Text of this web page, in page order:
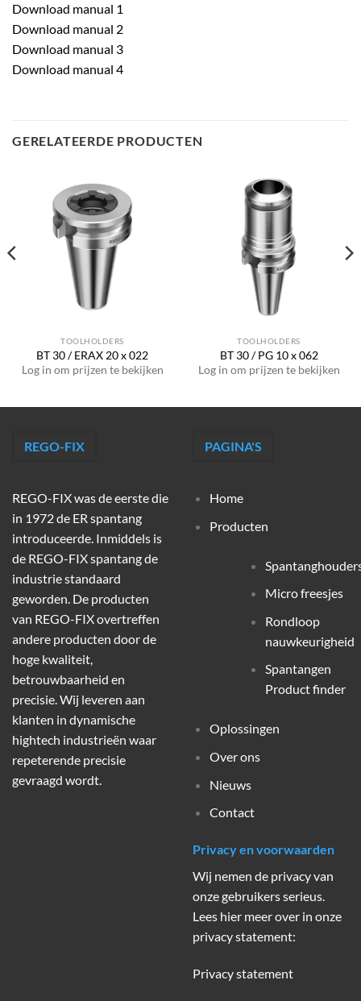
Download manual 1
Download manual 2
Download manual 3
Download manual 4
GERELATEERDE PRODUCTEN
TOOLHOLDERS
BT 30 / ERAX 20 x 022
Log in om prijzen te bekijken
TOOLHOLDERS
BT 30 / PG 10 x 062
Log in om prijzen te bekijken
REGO-FIX
REGO-FIX was de eerste die
in 1972 de ER spantang
introduceerde. Inmiddels is
de REGO-FIX spantang de
industrie standaard
geworden. De producten
van REGO-FIX overtreffen
andere producten door de
hoge kwaliteit,
betrouwbaarheid en
precisie. Wij leveren aan
klanten in dynamische
hightech industrieën waar
repeterende precisie
gevraagd wordt.
PAGINA'S
Home
Producten
Micro freesjes
Rondloop
nauwkeurigheid
Spantangen
Product finder
Oplossingen
Over ons
Nieuws
Contact
Privacy en voorwaarden
Wij nemen de privacy van
onze gebruikers serieus.
Lees hier meer over in onze
privacy statement:
Privacy statement